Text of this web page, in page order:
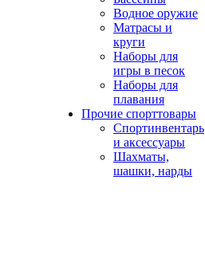
Водное оружие
Матрасы и
круги
Наборы для
игры в песок
Наборы для
плавания
Прочие спорттовары
Спортинвентарь
и аксессуары
Шахматы,
шашки, нарды